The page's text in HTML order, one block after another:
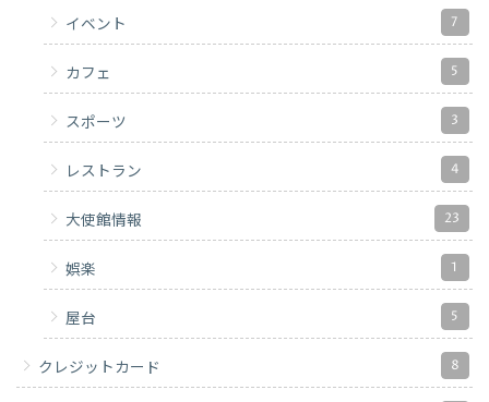
イベント 7
カフェ 5
スポーツ 3
レストラン 4
大使館情報 23
娯楽 1
屋台 5
クレジットカード 8